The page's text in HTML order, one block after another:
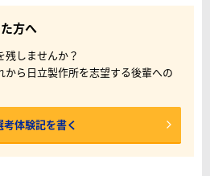
方へ
残しませんか？
から日立製作所を志望する後輩への
考体験記を書く